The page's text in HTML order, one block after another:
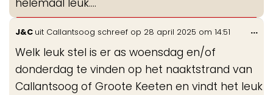
J&C uit Callantsoog schreef op 28 april 2025 om 14:51
Welk leuk stel is er as woensdag en/of
donderdag te vinden op het naaktstrand van
Callantsoog of Groote Keeten en vindt het leuk
...